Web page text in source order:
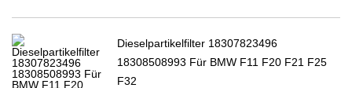
Dieselpartikelfilter 18307823496
18308508993 Für BMW F11 F20 F21 F25
F32